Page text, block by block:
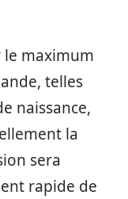
maximum
telles
naissance,
la
sera
rapide de